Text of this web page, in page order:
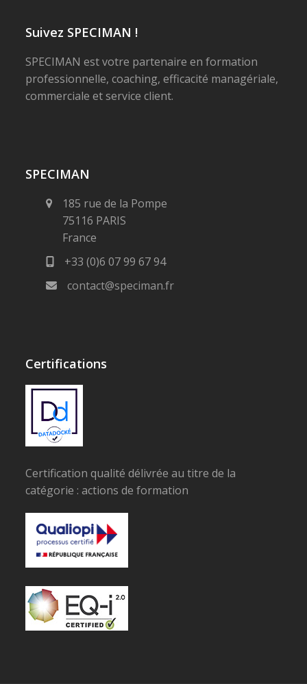
Suivez SPECIMAN !
SPECIMAN est votre partenaire en formation
professionnelle, coaching, efficacité managériale,
commerciale et service client.
SPECIMAN
185 rue de la Pompe
75116 PARIS
France
+33 (0)6 07 99 67 94
contact@speciman.fr
Certifications
Certification qualité délivrée au titre de la
catégorie : actions de formation